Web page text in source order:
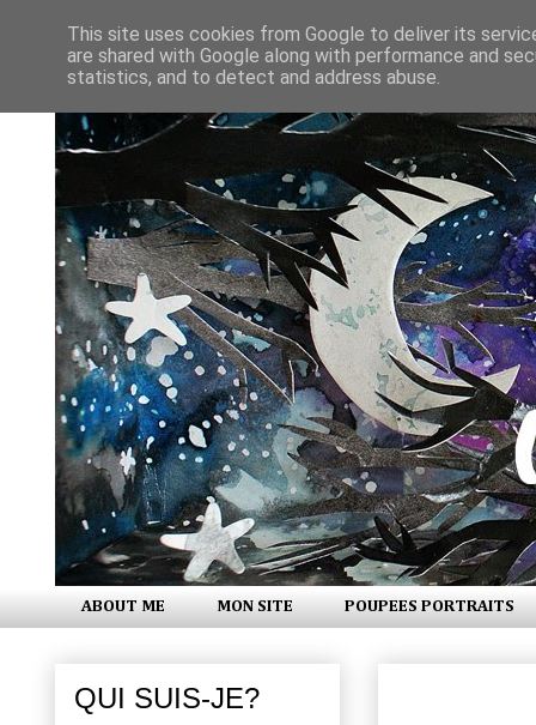
ABOUT ME MON SITE POUPEES PORTRAITS
QUI SUIS-JE?
This site uses cookies from Google to deliver its
are shared with Google along with performance and
statistics, and to detect and address abuse.